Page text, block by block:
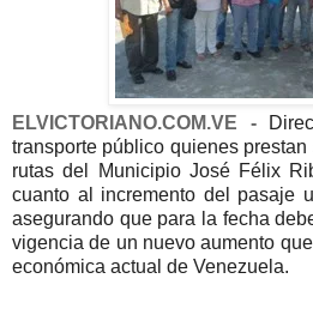
ELVICTORIANO.COM.VE -
transporte público quienes
rutas del Municipio José Félix
cuanto al incremento del pasaje
asegurando que para la fecha
vigencia de un nuevo aumento
económica actual de Venezuela.